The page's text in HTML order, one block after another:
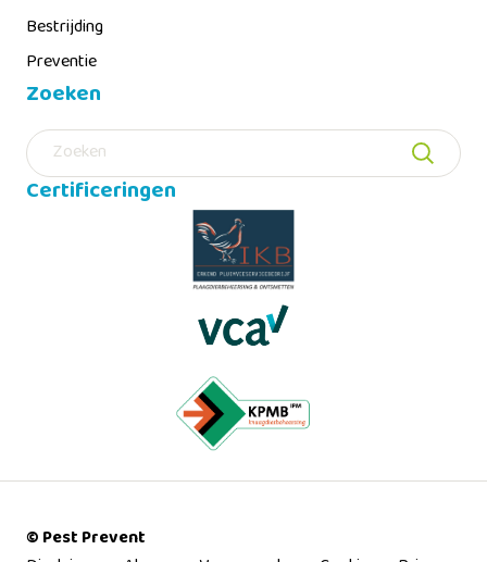
Bestrijding
Preventie
Zoeken
Zoeken
Certificeringen
© Pest Prevent